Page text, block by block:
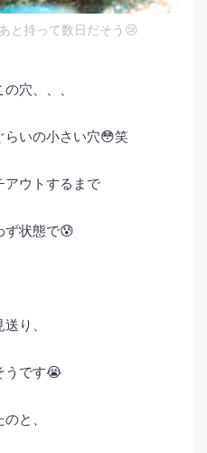
と持って数日だそう😢
穴、、、
らいの小さい穴😳笑
アウトするまで
ず状態で😰
り、
うです😭
と、